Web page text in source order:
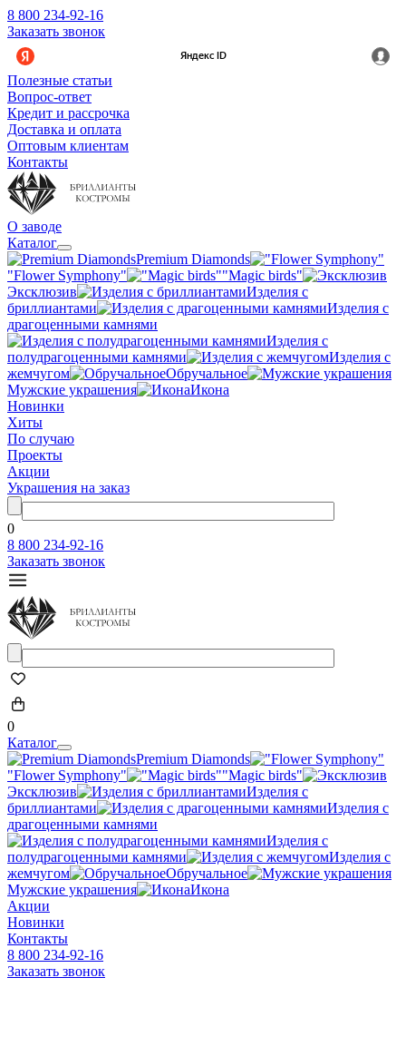
8 800 234-92-16
Заказать звонок
Полезные статьи
Вопрос-ответ
Кредит и рассрочка
Доставка и оплата
Оптовым клиентам
Контакты
О заводе
Каталог
Premium Diamonds
"Flower Symphony"
"Magic birds"
Эксклюзив
Изделия с
бриллиантами
Изделия с
драгоценными камнями
Изделия с
полудрагоценными камнями
Изделия с
жемчугом
Обручальное
Мужские украшения
Икона
Новинки
Хиты
По случаю
Проекты
Акции
Украшения на заказ
0
8 800 234-92-16
Заказать звонок
0
Каталог
Premium Diamonds
"Flower Symphony"
"Magic birds"
Эксклюзив
Изделия с
бриллиантами
Изделия с
драгоценными камнями
Изделия с
полудрагоценными камнями
Изделия с
жемчугом
Обручальное
Мужские украшения
Икона
Акции
Новинки
Контакты
8 800 234-92-16
Заказать звонок